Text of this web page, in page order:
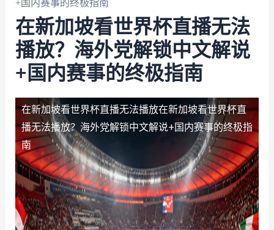
+国内赛事的终极指南
在新加坡看世界杯直播无法
播放？海外党解锁中文解说
+国内赛事的终极指南
在新加坡看世界杯直播无法播放在新加坡看世界杯直
播无法播放？海外党解锁中文解说+国内赛事的终极指
南